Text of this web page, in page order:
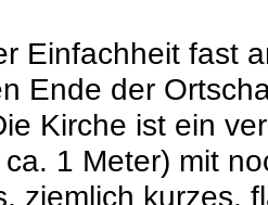
Einfachheit fast
Ende der
Kirche ist ein
ca. 1 Meter) mit
ziemlich kurzes,